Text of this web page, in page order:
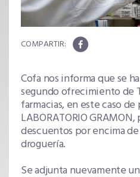
Cofa nos informa que se
segundo ofrecimiento de
farmacias, en este caso
LABORATORIO
descuentos por encima
droguería.
Se adjunta nuevamente